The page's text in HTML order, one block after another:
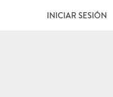
INICIAR SESIÓN